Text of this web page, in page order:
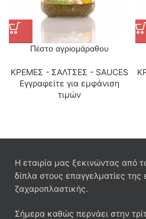
Πέστο αγριομάραθου
ΚΡΕΜΕΣ - ΣΑΛΤΣΕΣ - SAUCES
Εγγραφείτε για εμφάνιση
τιμών
Η εταιρία μας ξεκινώντας από
δίπλα στους επαγγελματίες της
ζαχαροπλαστικής.
Σήμερα καθώς περνάει στην